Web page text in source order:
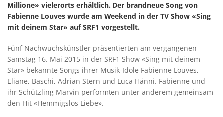
Millione» vielerorts erhältlich. Der brandneue Song von
Fabienne Louves wurde am Weekend in der TV Show «Sing
mit deinem Star» auf SRF1 vorgestellt.
Fünf Nachwuchskünstler präsentierten am vergangenen
Samstag 16. Mai 2015 in der SRF1 Show «Sing mit deinem
Star» bekannte Songs ihrer Musik-Idole Fabienne Louves,
Eliane, Baschi, Adrian Stern und Luca Hänni. Fabienne und
ihr Schützling Marvin performten unter anderem gemeinsam
den Hit «Hemmigslos Liebe».